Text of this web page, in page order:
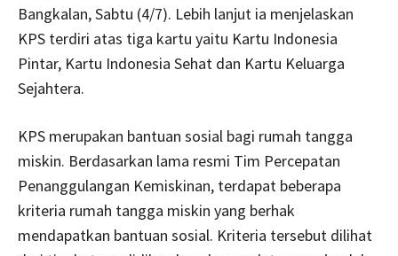
Bangkalan, Sabtu (4/7). Lebih lanjut ia menjelaskan
KPS terdiri atas tiga kartu yaitu Kartu Indonesia
Pintar, Kartu Indonesia Sehat dan Kartu Keluarga
Sejahtera.
KPS merupakan bantuan sosial bagi rumah tangga
miskin. Berdasarkan lama resmi Tim Percepatan
Penanggulangan Kemiskinan, terdapat beberapa
kriteria rumah tangga miskin yang berhak
mendapatkan bantuan sosial. Kriteria tersebut dilihat